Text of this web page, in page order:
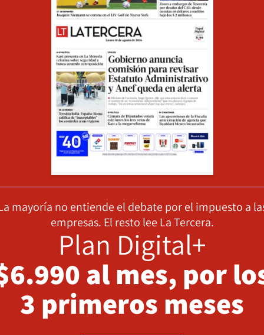
mayoría no entiende el debate por el impuesto a
empresas. El resto lee La Tercera.
Plan Digital+
al mes, por
3 primeros meses